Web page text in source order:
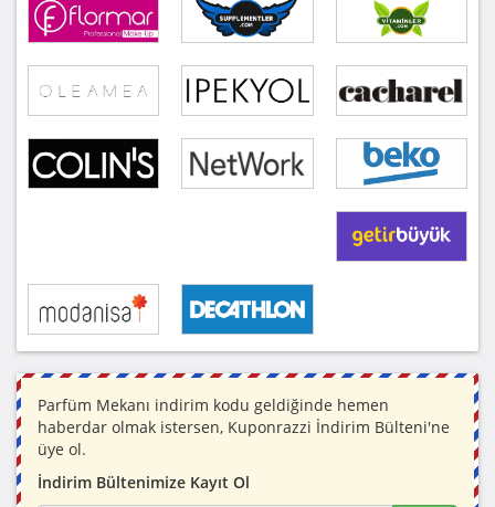
Parfüm Mekanı indirim kodu geldiğinde hemen
haberdar olmak istersen, Kuponrazzi İndirim Bülteni'ne
üye ol.
İndirim Bültenimize Kayıt Ol